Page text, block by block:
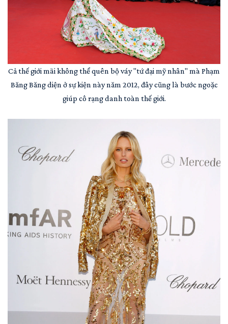
Cả thế giới mãi không thể quên bộ váy "tứ đại mỹ nhân" mà Phạm
Băng Băng diện ở sự kiện này năm 2012, đây cũng là bước ngoặc
giúp cô rạng danh toàn thế giới.